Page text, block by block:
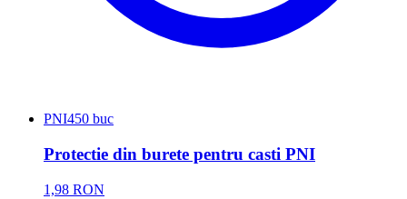
PNI450 buc
Protectie din burete pentru casti PNI
1,98 RON